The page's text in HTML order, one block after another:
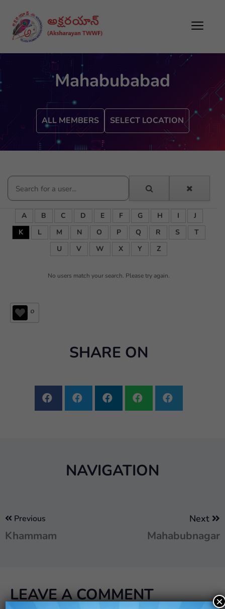
Mahabubabad
ALL MEMBERS SELECT LOCATION
A B C D E F G H I
J
K
L M N O P Q R S
T
U
V W X Y Z
No users match your search. Please try again.
0
SHARE ON
NAVIGATION
Previous
Khammam
Next
Mahabubnagar
LEAVE A COMMENT ×